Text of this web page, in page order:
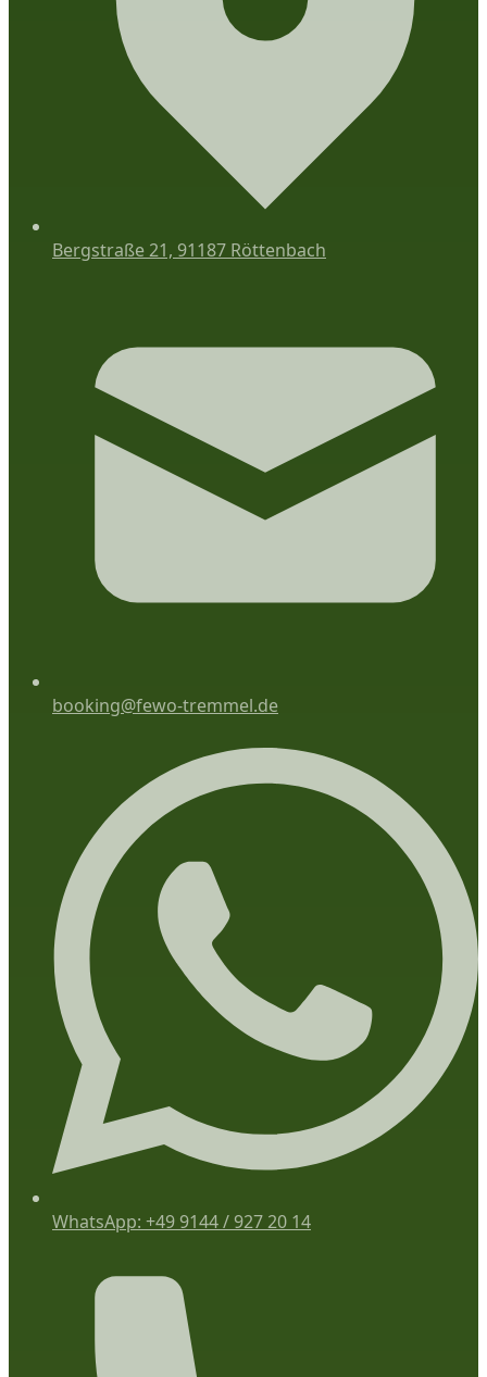
Bergstraße 21, 91187 Röttenbach
booking@fewo-tremmel.de
WhatsApp: +49 9144 / 927 20 14